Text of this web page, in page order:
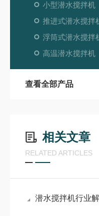
小型潜水搅拌机
推进式潜水搅拌
浮筒式潜水搅拌
高温潜水搅拌机
查看全部产品
相关文章
RELATED ARTICLES
潜水搅拌机行业解决方案：市政污水处